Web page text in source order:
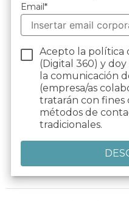
Email*
Acepto la política
(Digital 360) y
la comunicación
(empresa/as
tratarán con fines
métodos de
tradicionales.